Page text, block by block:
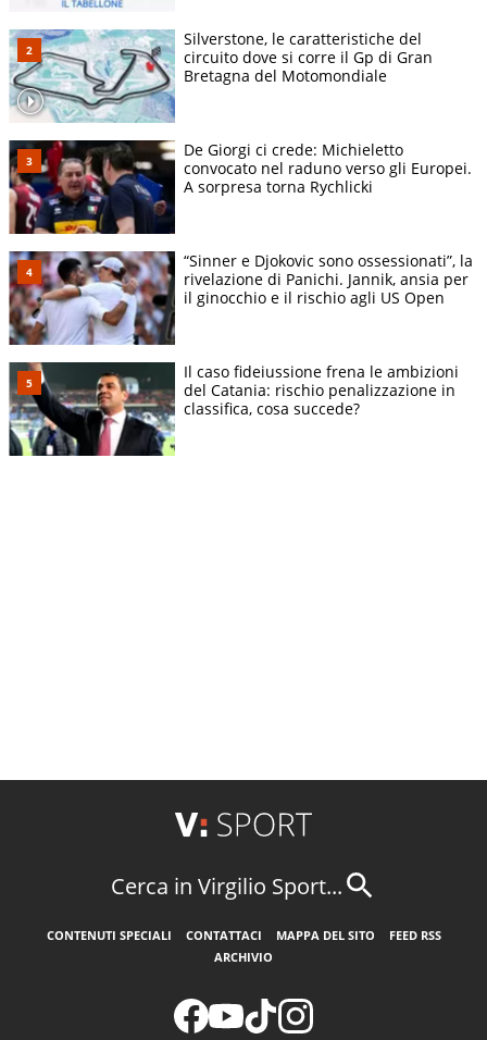
Silverstone, le caratteristiche del
circuito dove si corre il Gp di Gran
Bretagna del Motomondiale
De Giorgi ci crede: Michieletto
convocato nel raduno verso gli Europei.
A sorpresa torna Rychlicki
“Sinner e Djokovic sono ossessionati”, la
rivelazione di Panichi. Jannik, ansia per
il ginocchio e il rischio agli US Open
Il caso fideiussione frena le ambizioni
del Catania: rischio penalizzazione in
classifica, cosa succede?
Cerca in Virgilio Sport...
CONTENUTI SPECIALI CONTATTACI MAPPA DEL SITO
FEED RSS
ARCHIVIO